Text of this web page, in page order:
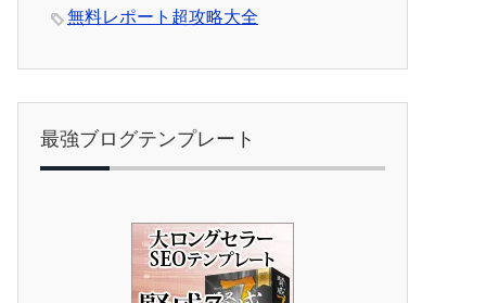
無料レポート超攻略大全
最強ブログテンプレート